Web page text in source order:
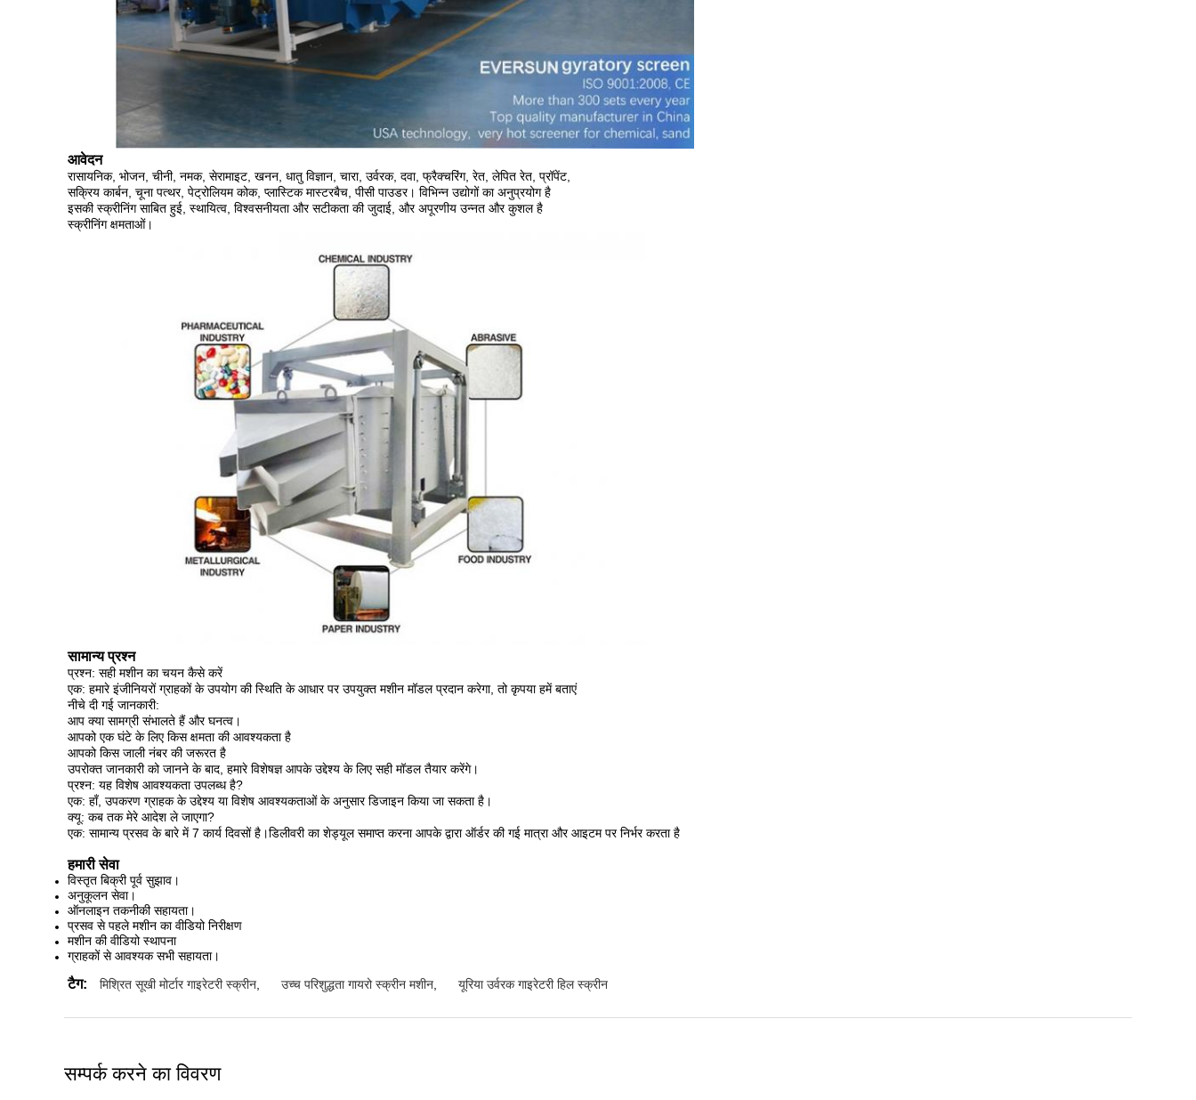
आवेदन
रासायनिक, भोजन, चीनी, नमक, सेरामाइट, खनन, धातु विज्ञान, चारा, उर्वरक, दवा, फ्रैक्चरिंग, रेत, लेपित रेत, प्रॉपेंट,
सक्रिय कार्बन, चूना पत्थर, पेट्रोलियम कोक, प्लास्टिक मास्टरबैच, पीसी पाउडर। विभिन्न उद्योगों का अनुप्रयोग है
इसकी स्क्रीनिंग साबित हुई, स्थायित्व, विश्वसनीयता और सटीकता की जुदाई, और अपूरणीय उन्नत और कुशल है
स्क्रीनिंग क्षमताओं।
सामान्य प्रश्न
प्रश्न: सही मशीन का चयन कैसे करें
एक: हमारे इंजीनियरों ग्राहकों के उपयोग की स्थिति के आधार पर उपयुक्त मशीन मॉडल प्रदान करेगा, तो कृपया हमें बताएं
नीचे दी गई जानकारी:
आप क्या सामग्री संभालते हैं और घनत्व।
आपको एक घंटे के लिए किस क्षमता की आवश्यकता है
आपको किस जाली नंबर की जरूरत है
उपरोक्त जानकारी को जानने के बाद, हमारे विशेषज्ञ आपके उद्देश्य के लिए सही मॉडल तैयार करेंगे।
प्रश्न: यह विशेष आवश्यकता उपलब्ध है?
एक: हाँ, उपकरण ग्राहक के उद्देश्य या विशेष आवश्यकताओं के अनुसार डिजाइन किया जा सकता है।
क्यू: कब तक मेरे आदेश ले जाएगा?
एक: सामान्य प्रसव के बारे में 7 कार्य दिवसों है।डिलीवरी का शेड्यूल समाप्त करना आपके द्वारा ऑर्डर की गई मात्रा और आइटम पर निर्भर करता है
हमारी सेवा
विस्तृत बिक्री पूर्व सुझाव।
अनुकूलन सेवा।
ऑनलाइन तकनीकी सहायता।
प्रसव से पहले मशीन का वीडियो निरीक्षण
मशीन की वीडियो स्थापना
ग्राहकों से आवश्यक सभी सहायता।
टैग: मिश्रित सूखी मोर्टार गाइरेटरी स्क्रीन उच्च परिशुद्धता गायरो स्क्रीन मशीन यूरिया उर्वरक गाइरेटरी हिल स्क्रीन
सम्पर्क करने का विवरण